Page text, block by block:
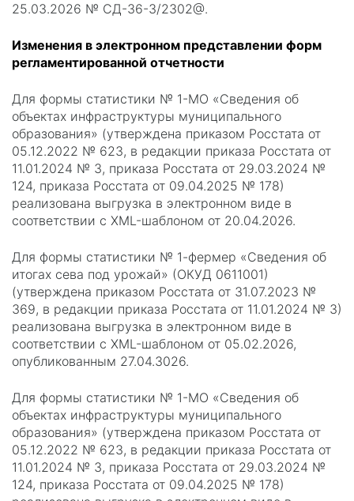
25.03.2026 № СД-36-3/2302@.
Изменения в электронном представлении форм
регламентированной отчетности
Для формы статистики № 1-МО «Сведения об
объектах инфраструктуры муниципального
образования» (утверждена приказом Росстата от
05.12.2022 № 623, в редакции приказа Росстата от
11.01.2024 № 3, приказа Росстата от 29.03.2024 №
124, приказа Росстата от 09.04.2025 № 178)
реализована выгрузка в электронном виде в
соответствии с XML-шаблоном от 20.04.2026.
Для формы статистики № 1-фермер «Сведения об
итогах сева под урожай» (ОКУД 0611001)
(утверждена приказом Росстата от 31.07.2023 №
369, в редакции приказа Росстата от 11.01.2024 № 3)
реализована выгрузка в электронном виде в
соответствии с XML-шаблоном от 05.02.2026,
опубликованным 27.04.3026.
Для формы статистики № 1-МО «Сведения об
объектах инфраструктуры муниципального
образования» (утверждена приказом Росстата от
05.12.2022 № 623, в редакции приказа Росстата от
11.01.2024 № 3, приказа Росстата от 29.03.2024 №
124, приказа Росстата от 09.04.2025 № 178)